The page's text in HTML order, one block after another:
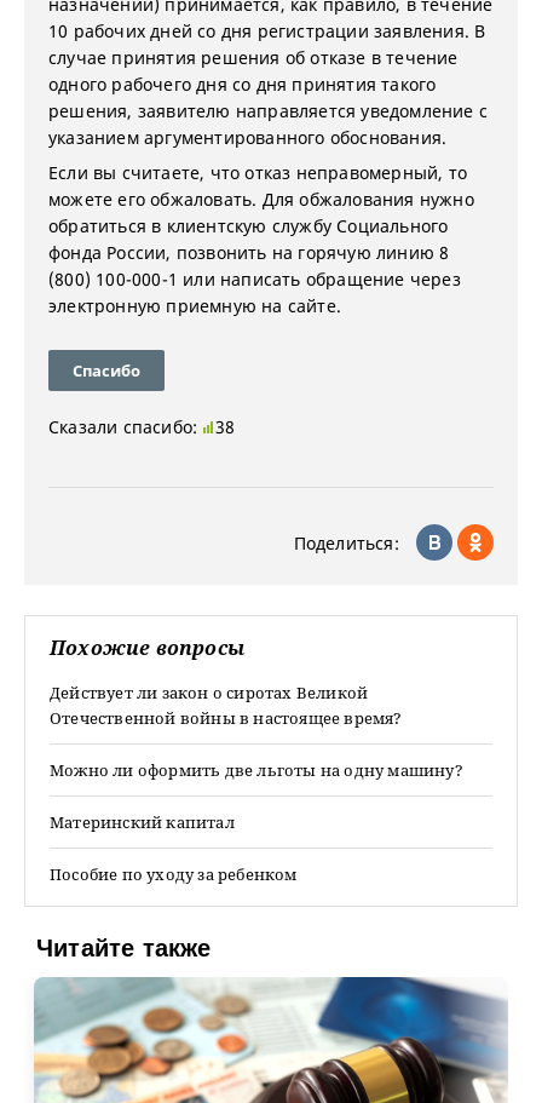
10 рабочих дней со дня регистрации заявления. В
случае принятия решения об отказе в течение
одного рабочего дня со дня принятия такого
решения, заявителю направляется уведомление с
указанием аргументированного обоснования.
Если вы считаете, что отказ неправомерный, то
можете его обжаловать. Для обжалования нужно
обратиться в клиентскую службу Социального
фонда России, позвонить на горячую линию 8
(800) 100-000-1 или написать обращение через
электронную приемную на сайте.
Спасибо
Сказали спасибо: 38
Поделиться:
Похожие вопросы
Действует ли закон о сиротах Великой
Отечественной войны в настоящее время?
Можно ли оформить две льготы на одну машину?
Материнский капитал
Пособие по уходу за ребенком
Читайте также